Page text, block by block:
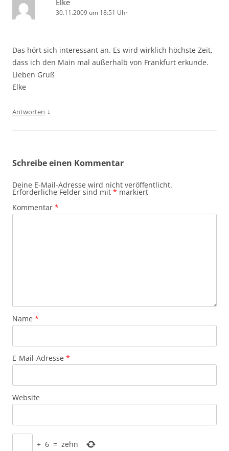
30.11.2009 um 18:51 Uhr
Das hört sich interessant an. Es wird wirklich höchste Zeit,
dass ich den Main mal außerhalb von Frankfurt erkunde.
Lieben Gruß
Elke
Antworten ↓
Schreibe einen Kommentar
Deine E-Mail-Adresse wird nicht veröffentlicht.
Erforderliche Felder sind mit * markiert
Kommentar *
Name *
E-Mail-Adresse *
Website
+ 6 = zehn